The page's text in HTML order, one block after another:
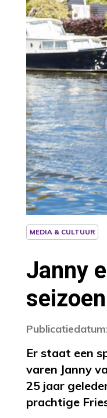
MEDIA & CULTUUR
Janny
Er staat een
varen Janny
25 jaar
prachtige